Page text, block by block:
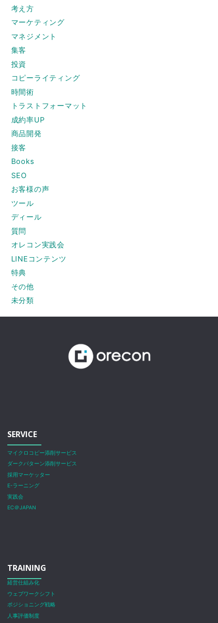
考え方
マーケティング
マネジメント
集客
投資
コピーライティング
時間術
トラストフォーマット
成約率UP
商品開発
接客
Books
SEO
お客様の声
ツール
ディール
質問
オレコン実践会
LINEコンテンツ
特典
その他
未分類
SERVICE
マイクロコピー添削サービス
ダークパターン添削サービス
採用マーケッター
E-ラーニング
実践会
EC＠JAPAN
TRAINING
経営仕組み化
ウェブワークシフト
ポジショニング戦略
人事評価制度